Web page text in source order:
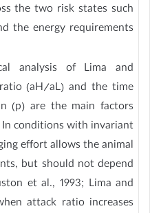
the two risk states such
the energy requirements
analysis of Lima and
(aH/aL) and the time
(p) are the main factors
conditions with invariant
effort allows the animal
but should not depend
et al., 1993; Lima and
attack ratio increases